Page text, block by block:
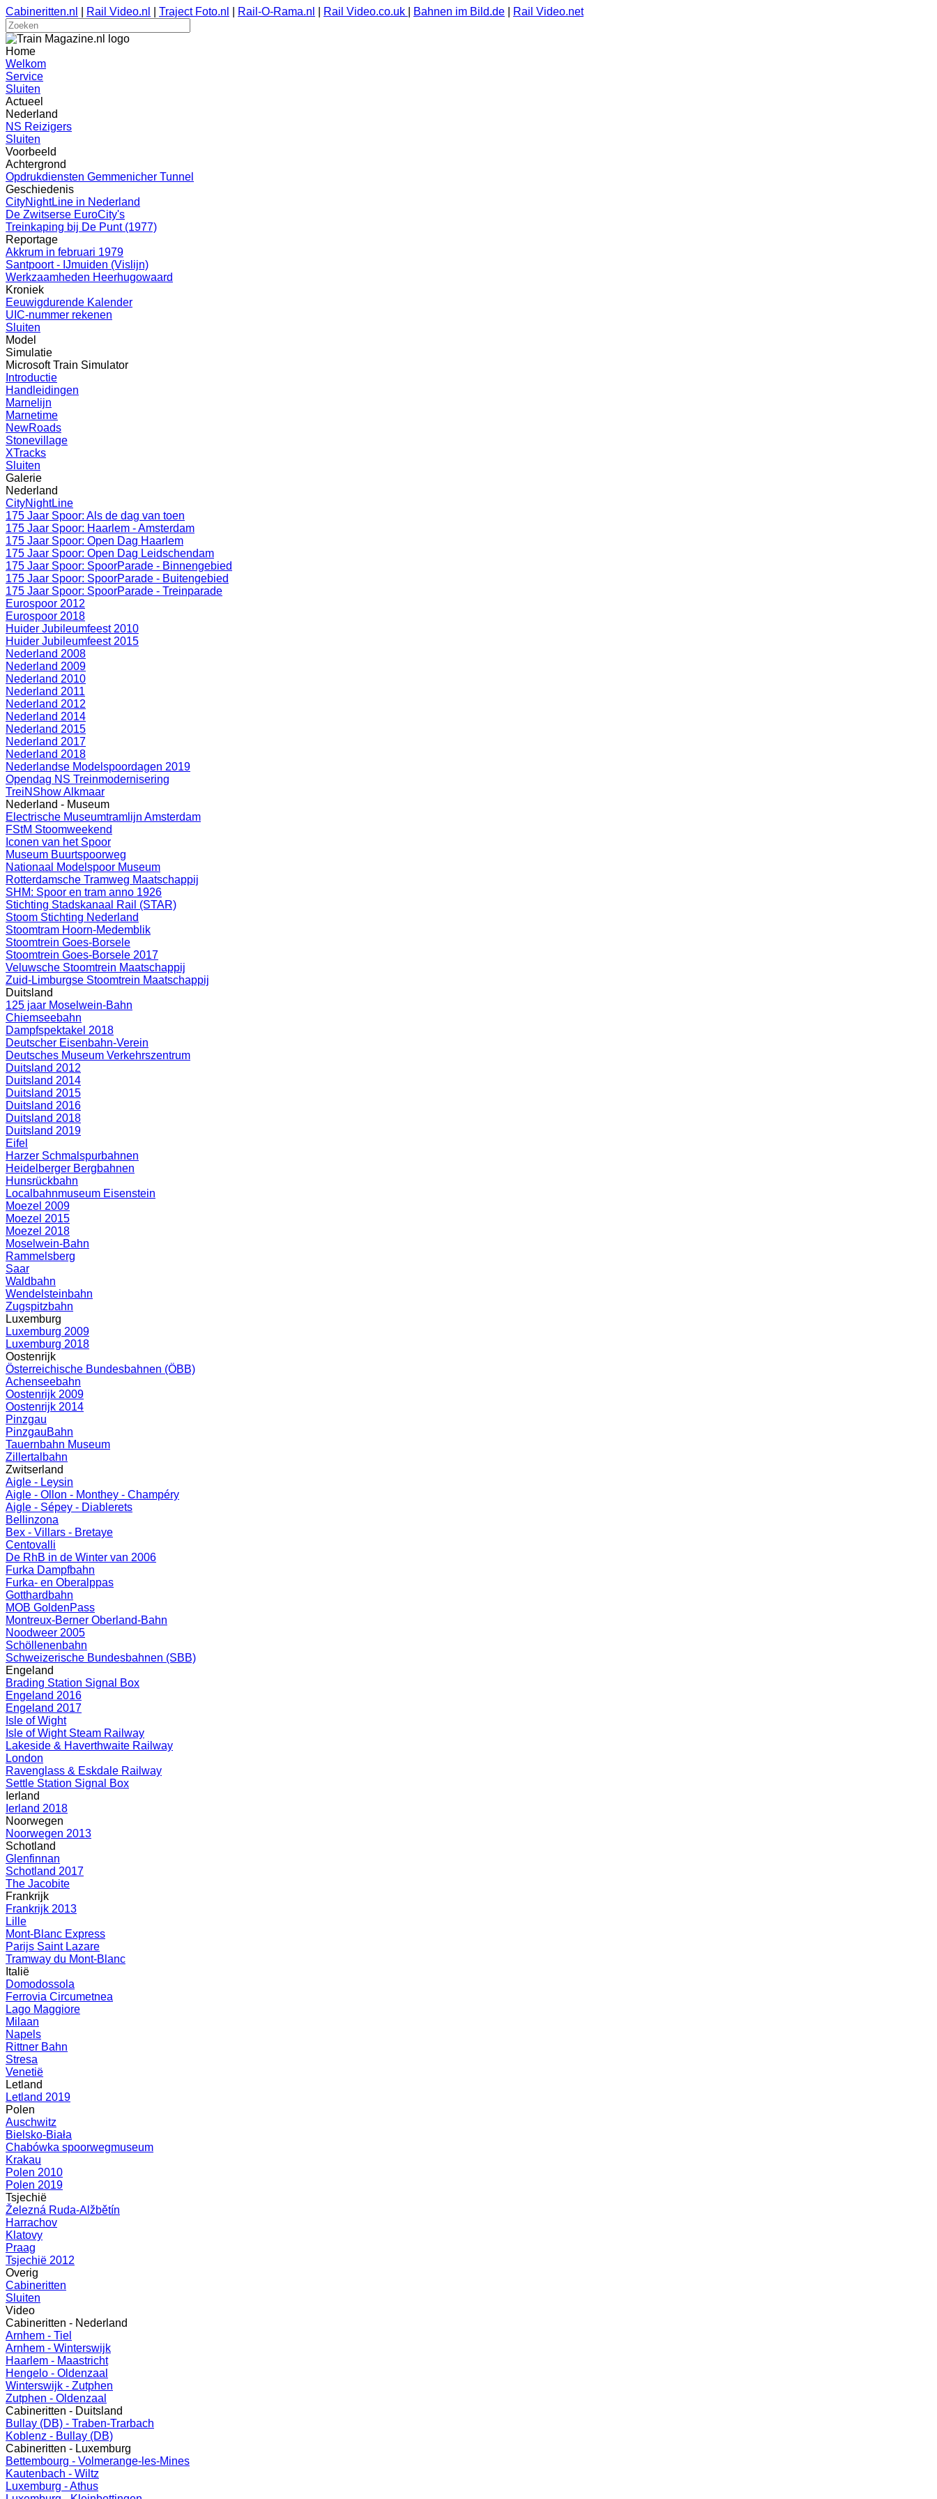
Cabineritten.nl Rail Video.nl Traject Foto.nl Rail-O-Rama.nl Rail Video.co.uk Bahnen im Bild.de Rail Video.net
Home
Welkom
Service
Sluiten
Actueel
Nederland
NS Reizigers
Sluiten
Voorbeeld
Achtergrond
Opdrukdiensten Gemmenicher Tunnel
Geschiedenis
CityNightLine in Nederland
De Zwitserse EuroCity's
Treinkaping bij De Punt (1977)
Reportage
Akkrum in februari 1979
Santpoort - IJmuiden (Vislijn)
Werkzaamheden Heerhugowaard
Kroniek
Eeuwigdurende Kalender
UIC-nummer rekenen
Sluiten
Model
Simulatie
Microsoft Train Simulator
Introductie
Handleidingen
Marnelijn
Marnetime
NewRoads
Stonevillage
XTracks
Sluiten
Galerie
Nederland
CityNightLine
175 Jaar Spoor: Als de dag van toen
175 Jaar Spoor: Haarlem - Amsterdam
175 Jaar Spoor: Open Dag Haarlem
175 Jaar Spoor: Open Dag Leidschendam
175 Jaar Spoor: SpoorParade - Binnengebied
175 Jaar Spoor: SpoorParade - Buitengebied
175 Jaar Spoor: SpoorParade - Treinparade
Eurospoor 2012
Eurospoor 2018
Huider Jubileumfeest 2010
Huider Jubileumfeest 2015
Nederland 2008
Nederland 2009
Nederland 2010
Nederland 2011
Nederland 2012
Nederland 2014
Nederland 2015
Nederland 2017
Nederland 2018
Nederlandse Modelspoordagen 2019
Opendag NS Treinmodernisering
TreiNShow Alkmaar
Nederland - Museum
Electrische Museumtramlijn Amsterdam
FStM Stoomweekend
Iconen van het Spoor
Museum Buurtspoorweg
Nationaal Modelspoor Museum
Rotterdamsche Tramweg Maatschappij
SHM: Spoor en tram anno 1926
Stichting Stadskanaal Rail (STAR)
Stoom Stichting Nederland
Stoomtram Hoorn-Medemblik
Stoomtrein Goes-Borsele
Stoomtrein Goes-Borsele 2017
Veluwsche Stoomtrein Maatschappij
Zuid-Limburgse Stoomtrein Maatschappij
Duitsland
125 jaar Moselwein-Bahn
Chiemseebahn
Dampfspektakel 2018
Deutscher Eisenbahn-Verein
Deutsches Museum Verkehrszentrum
Duitsland 2012
Duitsland 2014
Duitsland 2015
Duitsland 2016
Duitsland 2018
Duitsland 2019
Eifel
Harzer Schmalspurbahnen
Heidelberger Bergbahnen
Hunsrückbahn
Localbahnmuseum Eisenstein
Moezel 2009
Moezel 2015
Moezel 2018
Moselwein-Bahn
Rammelsberg
Saar
Waldbahn
Wendelsteinbahn
Zugspitzbahn
Luxemburg
Luxemburg 2009
Luxemburg 2018
Oostenrijk
Österreichische Bundesbahnen (ÖBB)
Achenseebahn
Oostenrijk 2009
Oostenrijk 2014
Pinzgau
PinzgauBahn
Tauernbahn Museum
Zillertalbahn
Zwitserland
Aigle - Leysin
Aigle - Ollon - Monthey - Champéry
Aigle - Sépey - Diablerets
Bellinzona
Bex - Villars - Bretaye
Centovalli
De RhB in de Winter van 2006
Furka Dampfbahn
Furka- en Oberalppas
Gotthardbahn
MOB GoldenPass
Montreux-Berner Oberland-Bahn
Noodweer 2005
Schöllenenbahn
Schweizerische Bundesbahnen (SBB)
Engeland
Brading Station Signal Box
Engeland 2016
Engeland 2017
Isle of Wight
Isle of Wight Steam Railway
Lakeside & Haverthwaite Railway
London
Ravenglass & Eskdale Railway
Settle Station Signal Box
Ierland
Ierland 2018
Noorwegen
Noorwegen 2013
Schotland
Glenfinnan
Schotland 2017
The Jacobite
Frankrijk
Frankrijk 2013
Lille
Mont-Blanc Express
Parijs Saint Lazare
Tramway du Mont-Blanc
Italië
Domodossola
Ferrovia Circumetnea
Lago Maggiore
Milaan
Napels
Rittner Bahn
Stresa
Venetië
Letland
Letland 2019
Polen
Auschwitz
Bielsko-Biała
Chabówka spoorwegmuseum
Krakau
Polen 2010
Polen 2019
Tsjechië
Železná Ruda-Alžbětín
Harrachov
Klatovy
Praag
Tsjechië 2012
Overig
Cabineritten
Sluiten
Video
Cabineritten - Nederland
Arnhem - Tiel
Arnhem - Winterswijk
Haarlem - Maastricht
Hengelo - Oldenzaal
Winterswijk - Zutphen
Zutphen - Oldenzaal
Cabineritten - Duitsland
Bullay (DB) - Traben-Trarbach
Koblenz - Bullay (DB)
Cabineritten - Luxemburg
Bettembourg - Volmerange-les-Mines
Kautenbach - Wiltz
Luxemburg - Athus